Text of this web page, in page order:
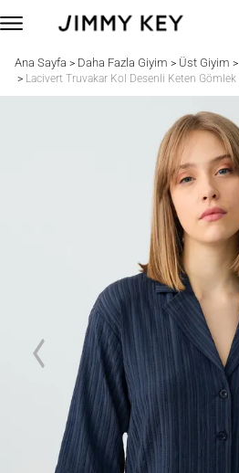
Ana Sayfa > Daha Fazla Giyim > Üst Giyim >
> Lacivert Truvakar Kol Desenli Keten Gömlek